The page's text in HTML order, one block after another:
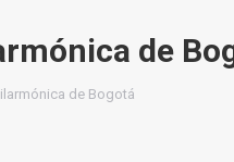
de
de Bogotá